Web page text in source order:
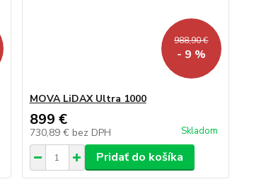
988,90 €
- 9 %
MOVA LiDAX Ultra 1000
899 €
730,89 € bez DPH Skladom
Pridať do košíka